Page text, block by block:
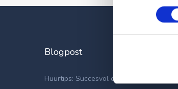
Blogpost
Huurtips: Succesvol op zoek naar een